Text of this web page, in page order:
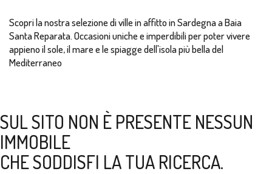
Scopri la nostra selezione di ville in affitto in Sardegna a Baia
Santa Reparata. Occasioni uniche e imperdibili per poter vivere
appieno il sole, il mare e le spiagge dell'isola più bella del
Mediterraneo
SUL SITO NON È PRESENTE NESSUN
IMMOBILE
CHE SODDISFI LA TUA RICERCA.